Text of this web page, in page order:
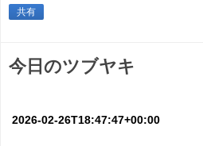
共有
今日のツブヤキ
2026-02-26T18:47:47+00:00